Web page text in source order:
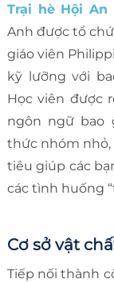
Trại hè Hội An
Anh được tổ
giáo viên
kỹ lưỡng với
Học viên được
ngôn ngữ bao
thức nhóm
tiêu giúp các
các tình huống
Cơ sở vật
Tiếp nối thành